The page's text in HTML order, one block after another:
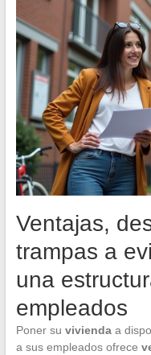
Ventajas,
trampas a
una
empleados
Poner su viviendaa
a sus empleados ofrece